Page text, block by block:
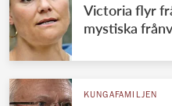
Victoria flyr
mystiska
KUNGAFAMILJEN